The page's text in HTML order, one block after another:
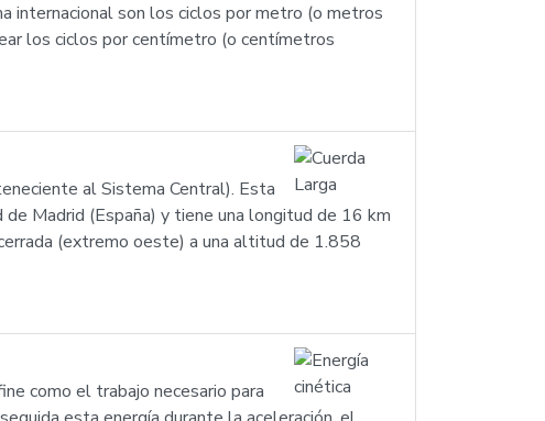
internacional son los ciclos por metro (o metros
los ciclos por centímetro (o centímetros
al Sistema Central). Esta
Madrid (España) y tiene una longitud de 16 km
(extremo oeste) a una altitud de 1.858
como el trabajo necesario para